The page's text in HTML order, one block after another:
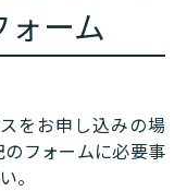
ォーム
をお申し込みの場
フォームに必要事
。